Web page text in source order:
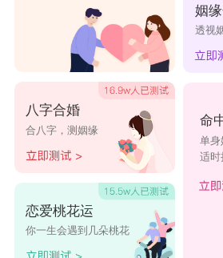
八字合婚
合八字，测姻缘
恋爱桃花运
你一生会遇到几朵桃花
姻
透视
命
单身
适时